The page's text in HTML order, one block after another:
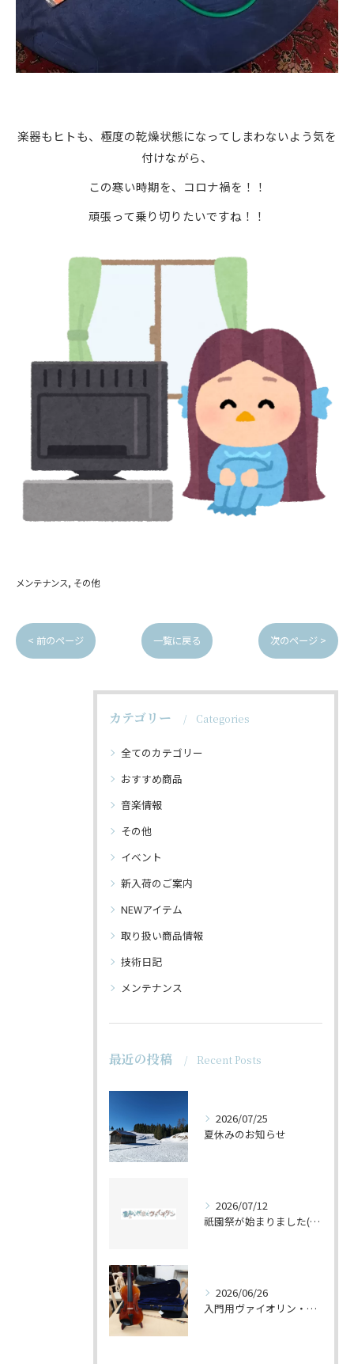
楽器もヒトも、極度の乾燥状態になってしまわないよう気を
付けながら、
この寒い時期を、コロナ禍を！！
頑張って乗り切りたいですね！！
メンテナンス その他
< 前のページ 一覧に戻る 次のページ >
カテゴリー Categories
全てのカテゴリー
おすすめ商品
音楽情報
その他
イベント
新入荷のご案内
NEWアイテム
取り扱い商品情報
技術日記
メンテナンス
最近の投稿 Recent Posts
2026/07/25
夏休みのお知らせ
2026/07/12
祇園祭が始まりました(^^♪
2026/06/26
入門用ヴァイオリン・セットの仕上げ♪